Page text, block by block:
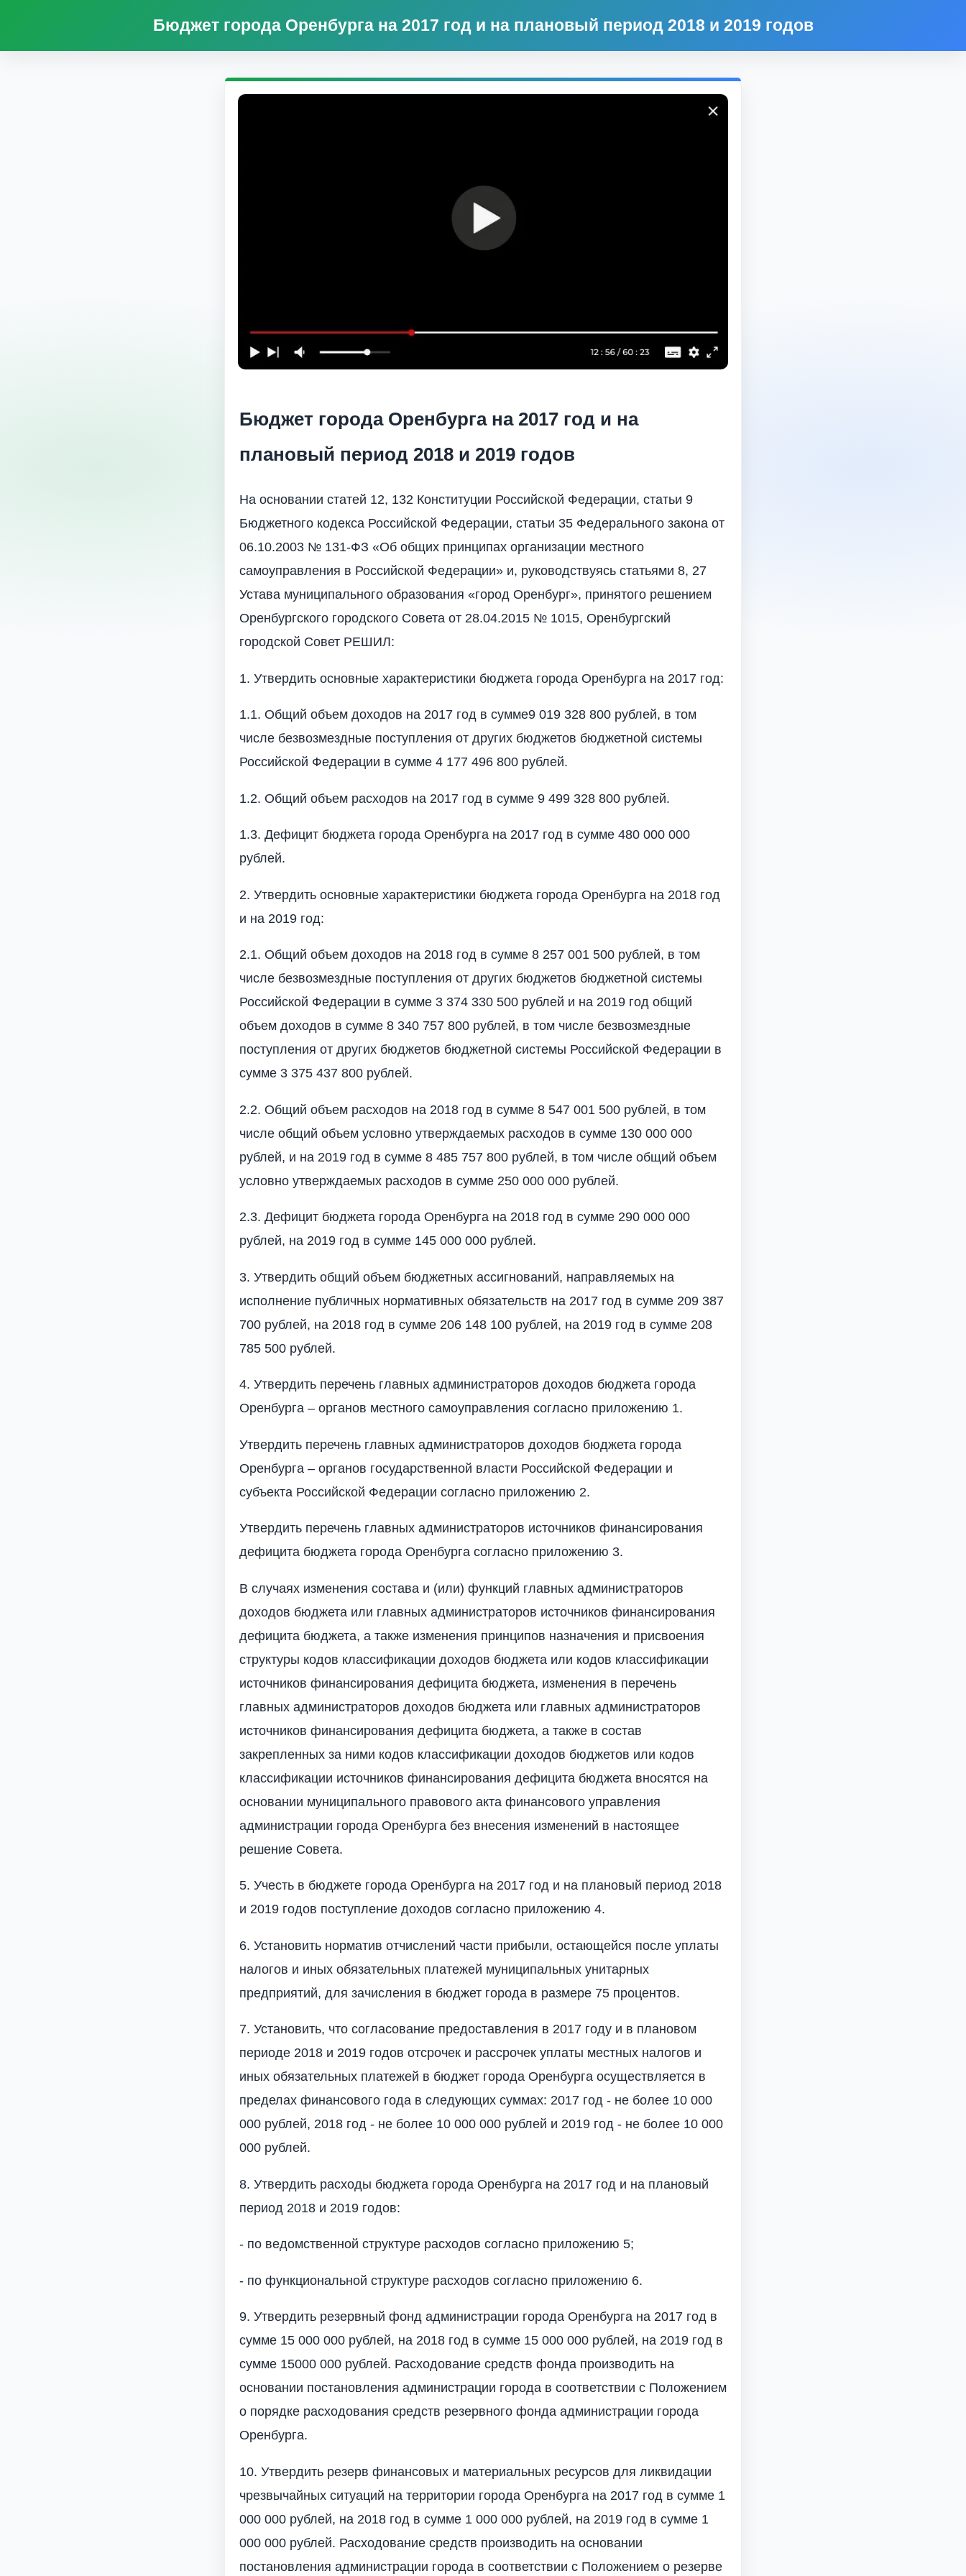
Бюджет города Оренбурга на 2017 год и на плановый период 2018 и 2019 годов
Бюджет города Оренбурга на 2017 год и на
плановый период 2018 и 2019 годов
На основании статей 12, 132 Конституции Российской Федерации, статьи 9
Бюджетного кодекса Российской Федерации, статьи 35 Федерального закона от
06.10.2003 № 131-ФЗ «Об общих принципах организации местного
самоуправления в Российской Федерации» и, руководствуясь статьями 8, 27
Устава муниципального образования «город Оренбург», принятого решением
Оренбургского городского Совета от 28.04.2015 № 1015, Оренбургский
городской Совет РЕШИЛ:
1. Утвердить основные характеристики бюджета города Оренбурга на 2017 год:
1.1. Общий объем доходов на 2017 год в сумме9 019 328 800 рублей, в том
числе безвозмездные поступления от других бюджетов бюджетной системы
Российской Федерации в сумме 4 177 496 800 рублей.
1.2. Общий объем расходов на 2017 год в сумме 9 499 328 800 рублей.
1.3. Дефицит бюджета города Оренбурга на 2017 год в сумме 480 000 000
рублей.
2. Утвердить основные характеристики бюджета города Оренбурга на 2018 год
и на 2019 год:
2.1. Общий объем доходов на 2018 год в сумме 8 257 001 500 рублей, в том
числе безвозмездные поступления от других бюджетов бюджетной системы
Российской Федерации в сумме 3 374 330 500 рублей и на 2019 год общий
объем доходов в сумме 8 340 757 800 рублей, в том числе безвозмездные
поступления от других бюджетов бюджетной системы Российской Федерации в
сумме 3 375 437 800 рублей.
2.2. Общий объем расходов на 2018 год в сумме 8 547 001 500 рублей, в том
числе общий объем условно утверждаемых расходов в сумме 130 000 000
рублей, и на 2019 год в сумме 8 485 757 800 рублей, в том числе общий объем
условно утверждаемых расходов в сумме 250 000 000 рублей.
2.3. Дефицит бюджета города Оренбурга на 2018 год в сумме 290 000 000
рублей, на 2019 год в сумме 145 000 000 рублей.
3. Утвердить общий объем бюджетных ассигнований, направляемых на
исполнение публичных нормативных обязательств на 2017 год в сумме 209 387
700 рублей, на 2018 год в сумме 206 148 100 рублей, на 2019 год в сумме 208
785 500 рублей.
4. Утвердить перечень главных администраторов доходов бюджета города
Оренбурга – органов местного самоуправления согласно приложению 1.
Утвердить перечень главных администраторов доходов бюджета города
Оренбурга – органов государственной власти Российской Федерации и
субъекта Российской Федерации согласно приложению 2.
Утвердить перечень главных администраторов источников финансирования
дефицита бюджета города Оренбурга согласно приложению 3.
В случаях изменения состава и (или) функций главных администраторов
доходов бюджета или главных администраторов источников финансирования
дефицита бюджета, а также изменения принципов назначения и присвоения
структуры кодов классификации доходов бюджета или кодов классификации
источников финансирования дефицита бюджета, изменения в перечень
главных администраторов доходов бюджета или главных администраторов
источников финансирования дефицита бюджета, а также в состав
закрепленных за ними кодов классификации доходов бюджетов или кодов
классификации источников финансирования дефицита бюджета вносятся на
основании муниципального правового акта финансового управления
администрации города Оренбурга без внесения изменений в настоящее
решение Совета.
5. Учесть в бюджете города Оренбурга на 2017 год и на плановый период 2018
и 2019 годов поступление доходов согласно приложению 4.
6. Установить норматив отчислений части прибыли, остающейся после уплаты
налогов и иных обязательных платежей муниципальных унитарных
предприятий, для зачисления в бюджет города в размере 75 процентов.
7. Установить, что согласование предоставления в 2017 году и в плановом
периоде 2018 и 2019 годов отсрочек и рассрочек уплаты местных налогов и
иных обязательных платежей в бюджет города Оренбурга осуществляется в
пределах финансового года в следующих суммах: 2017 год - не более 10 000
000 рублей, 2018 год - не более 10 000 000 рублей и 2019 год - не более 10 000
000 рублей.
8. Утвердить расходы бюджета города Оренбурга на 2017 год и на плановый
период 2018 и 2019 годов:
- по ведомственной структуре расходов согласно приложению 5;
- по функциональной структуре расходов согласно приложению 6.
9. Утвердить резервный фонд администрации города Оренбурга на 2017 год в
сумме 15 000 000 рублей, на 2018 год в сумме 15 000 000 рублей, на 2019 год в
сумме 15000 000 рублей. Расходование средств фонда производить на
основании постановления администрации города в соответствии с Положением
о порядке расходования средств резервного фонда администрации города
Оренбурга.
10. Утвердить резерв финансовых и материальных ресурсов для ликвидации
чрезвычайных ситуаций на территории города Оренбурга на 2017 год в сумме 1
000 000 рублей, на 2018 год в сумме 1 000 000 рублей, на 2019 год в сумме 1
000 000 рублей. Расходование средств производить на основании
постановления администрации города в соответствии с Положением о резерве